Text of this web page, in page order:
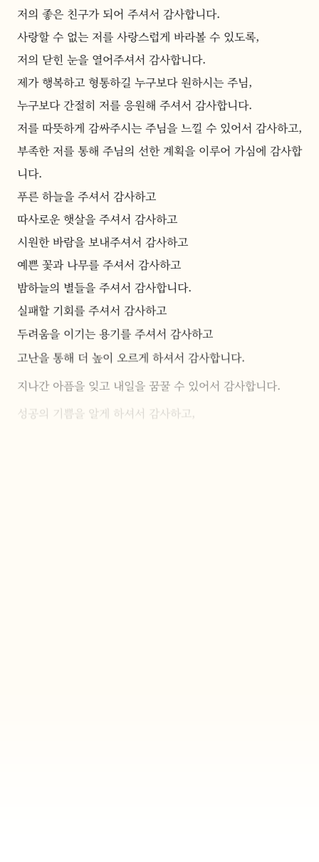
저의 좋은 친구가 되어 주셔서 감사합니다.
사랑할 수 없는 저를 사랑스럽게 바라볼 수 있도록,
저의 닫힌 눈을 열어주셔서 감사합니다.
제가 행복하고 형통하길 누구보다 원하시는 주님,
누구보다 간절히 저를 응원해 주셔서 감사합니다.
저를 따뜻하게 감싸주시는 주님을 느낄 수 있어서 감사하고,
부족한 저를 통해 주님의 선한 계획을 이루어 가심에 감사합
니다.
푸른 하늘을 주셔서 감사하고
따사로운 햇살을 주셔서 감사하고
시원한 바람을 보내주셔서 감사하고
예쁜 꽃과 나무를 주셔서 감사하고
밤하늘의 별들을 주셔서 감사합니다.
실패할 기회를 주셔서 감사하고
두려움을 이기는 용기를 주셔서 감사하고
고난을 통해 더 높이 오르게 하셔서 감사합니다.
지나간 아픔을 잊고 내일을 꿈꿀 수 있어서 감사합니다.
성공의 기쁨을 알게 하셔서 감사하고,